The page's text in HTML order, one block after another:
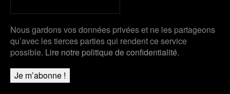
Nous gardons vos données privées et ne les partageons
qu’avec les tierces parties qui rendent ce service
possible. Lire notre politique de confidentialité.